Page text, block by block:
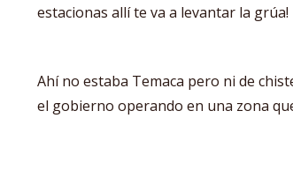
estacionas allí te va a levantar la grúa!
Ahí no estaba Temaca pero ni de
el gobierno operando en una zona